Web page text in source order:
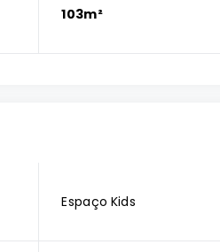
103m²
Espaço Kids